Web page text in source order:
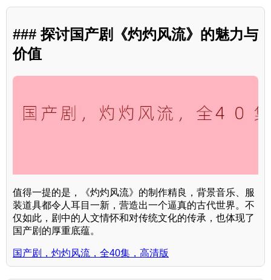
### 探讨国产剧《灼灼风流》的魅力与
价值
值得一提的是，《灼灼风流》的制作精良，背景音乐、服
装道具都令人耳目一新，营造出一个逼真的古代世界。不
仅如此，剧中的人文情怀和对传统文化的传承，也体现了
国产剧的厚重底蕴。
国产剧，灼灼风流，全40集，高清版